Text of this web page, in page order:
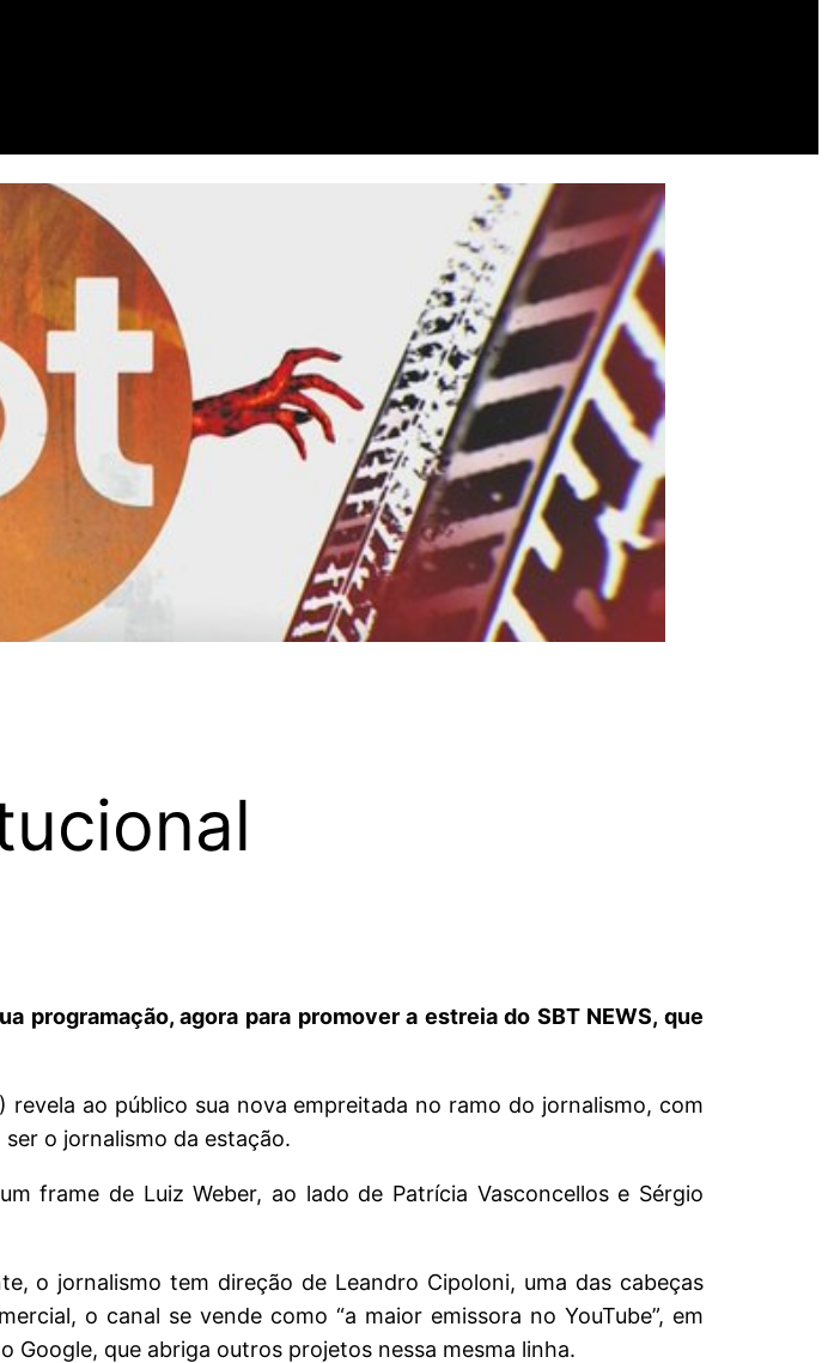
agora para promover a estreia do SBT NEWS, que
ao público sua nova empreitada no ramo do jornalismo, com
o jornalismo da estação.
frame de Luiz Weber, ao lado de Patrícia Vasconcellos e Sérgio
o jornalismo tem direção de Leandro Cipoloni, uma das cabeças
o canal se vende como “a maior emissora no YouTube”, em
que abriga outros projetos nessa mesma linha.